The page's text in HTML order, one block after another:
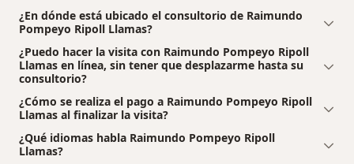
¿En dónde está ubicado el consultorio de Raimundo
Pompeyo Ripoll Llamas?
¿Puedo hacer la visita con Raimundo Pompeyo Ripoll
Llamas en línea, sin tener que desplazarme hasta su
consultorio?
¿Cómo se realiza el pago a Raimundo Pompeyo Ripoll
Llamas al finalizar la visita?
¿Qué idiomas habla Raimundo Pompeyo Ripoll
Llamas?